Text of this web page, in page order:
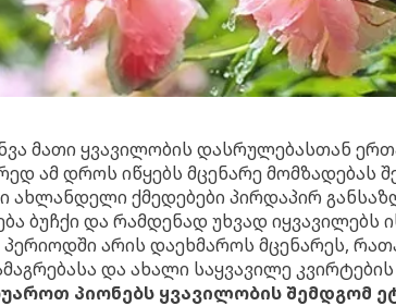
მათი ყვავილობის დასრულებასთან
ამ დროს იწყებს მცენარე მომზადებას
ახლანდელი ქმედებები პირდაპირ
ბუჩქი და რამდენად უხვად იყვავილებს
პერიოდში არის დაეხმაროს მცენარეს,
და ახალი საყვავილე
პიონებს ყვავილობის შემდგომ